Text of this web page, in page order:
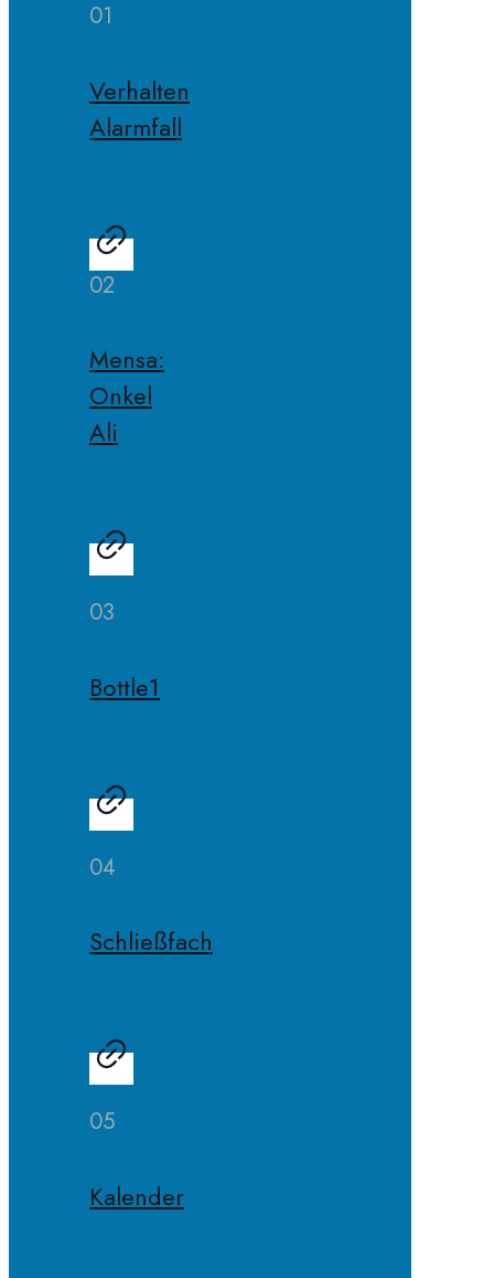
01
Verhalten
Alarmfall
02
Mensa:
Onkel
Ali
03
Bottle1
04
Schließfach
05
Kalender